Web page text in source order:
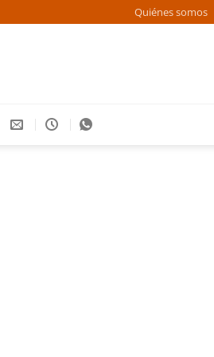
Quiénes somos